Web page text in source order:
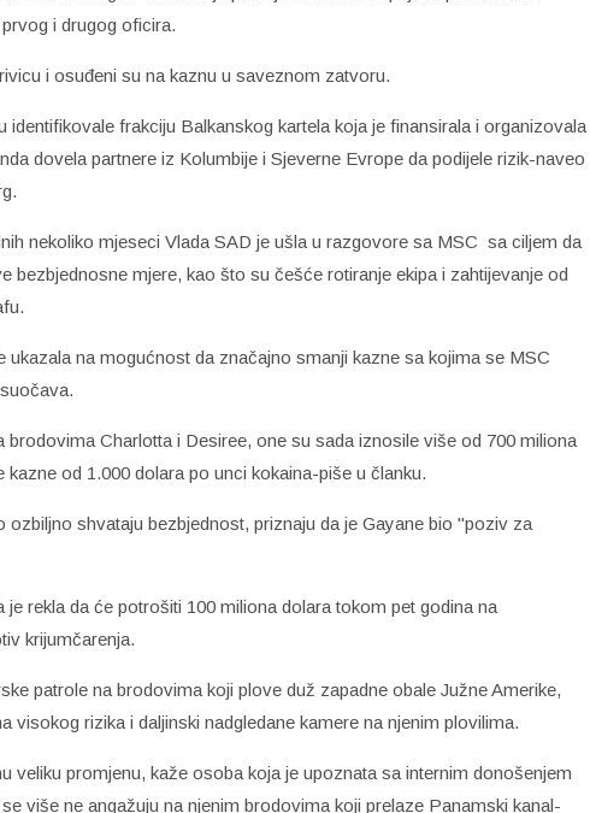
i drugog oficira.
i osuđeni su na kaznu u saveznom zatvoru.
identifikovale frakciju Balkanskog kartela koja je finansirala i organizovala
dovela partnere iz Kolumbije i Sjeverne Evrope da podijele rizik-naveo
nekoliko mjeseci Vlada SAD je ušla u razgovore sa MSC sa ciljem da
bezbjednosne mjere, kao što su češće rotiranje ekipa i zahtijevanje od
ukazala na mogućnost da značajno smanji kazne sa kojima se MSC
brodovima Charlotta i Desiree, one su sada iznosile više od 700 miliona
od 1.000 dolara po unci kokaina-piše u članku.
ozbiljno shvataju bezbjednost, priznaju da je Gayane bio "poziv za
je rekla da će potrošiti 100 miliona dolara tokom pet godina na
krijumčarenja.
patrole na brodovima koji plove duž zapadne obale Južne Amerike,
visokog rizika i daljinski nadgledane kamere na njenim plovilima.
veliku promjenu, kaže osoba koja je upoznata sa internim donošenjem
više ne angažuju na njenim brodovima koji prelaze Panamski kanal-